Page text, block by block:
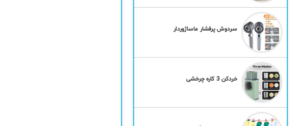
سردوش پرفشار ماساژوردار
خردکن 3 کاره چرخشی